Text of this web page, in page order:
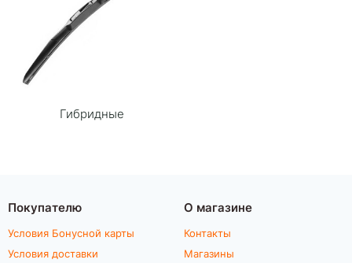
Гибридные
Покупателю
Условия Бонусной карты
Условия доставки
О магазине
Контакты
Магазины